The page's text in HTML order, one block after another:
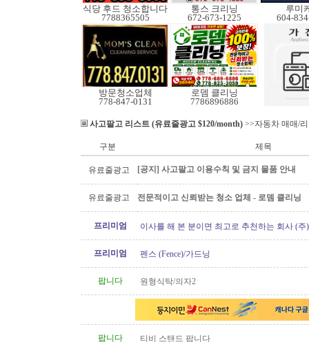
식당 후드 청소합니다
7788365505
통스 크리닝
672-673-1225
루미
604-
방문청소업체
778-847-0131
로뎀 클리닝
7786896886
사고팔고 리스트 (유료줄광고 $120/month) >>자동차 매매/
구분 제목
유료줄광고 [공지] 사고팔고 이용수칙 및 금지 물품 안내
유료줄광고 전문적이고 신뢰받는 청소 업체 - 로뎀 클리닝
프리미엄
이사를 해 본 분이면 최고로 추천하는 회사 (주
프리미엄
펜스 (Fence)/가드닝
팝니다 원형식탁/의자2
팝니다 티비 스탠드 팝니다